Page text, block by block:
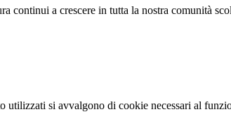
continui a crescere in tutta la nostra comunità
utilizzati si avvalgono di cookie necessari al